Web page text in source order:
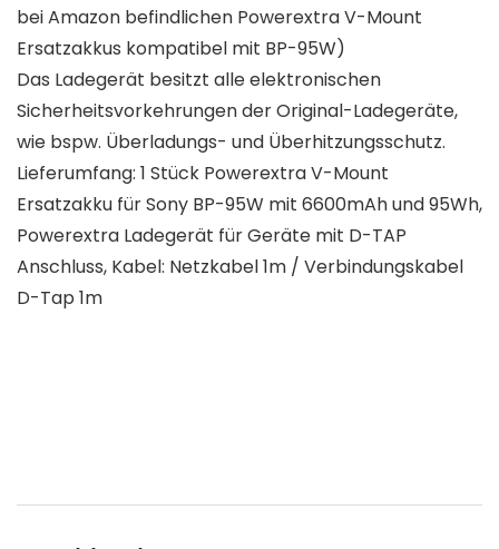
bei Amazon befindlichen Powerextra V-Mount
Ersatzakkus kompatibel mit BP-95W)
Das Ladegerät besitzt alle elektronischen
Sicherheitsvorkehrungen der Original-Ladegeräte,
wie bspw. Überladungs- und Überhitzungsschutz.
Lieferumfang: 1 Stück Powerextra V-Mount
Ersatzakku für Sony BP-95W mit 6600mAh und 95Wh,
Powerextra Ladegerät für Geräte mit D-TAP
Anschluss, Kabel: Netzkabel 1m / Verbindungskabel
D-Tap 1m